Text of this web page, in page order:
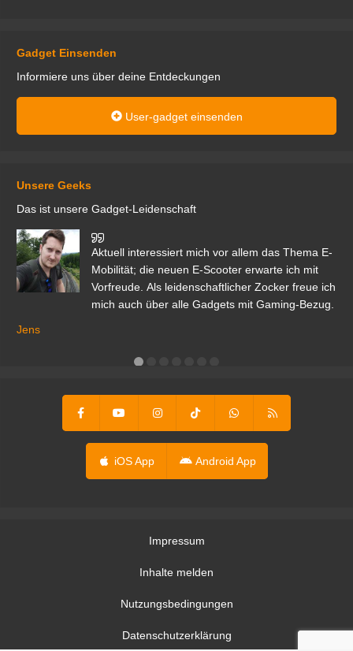
Gadget Einsenden
Informiere uns über deine Entdeckungen
User-gadget einsenden
Unsere Geeks
Das ist unsere Gadget-Leidenschaft
Aktuell interessiert mich vor allem das Thema E-
Mobilität; die neuen E-Scooter erwarte ich mit
Vorfreude. Als leidenschaftlicher Zocker freue ich
mich auch über alle Gadgets mit Gaming-Bezug.
Jens
iOS App Android App
Impressum
Inhalte melden
Nutzungsbedingungen
Datenschutzerklärung